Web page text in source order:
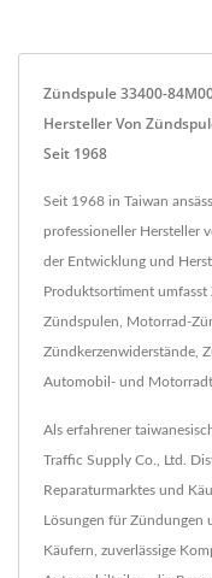
Zündspule 33400-
Hersteller Von
Seit 1968
Seit 1968 in Taiwan
professioneller Hersteller
der Entwicklung und
Produktsortiment
Zündspulen, Motorrad-
Zündkerzenwiderstände,
Automobil- und
Als erfahrener
Traffic Supply Co., Ltd.
Reparaturmarktes und
Lösungen für Zündungen
Käufern, zuverlässige